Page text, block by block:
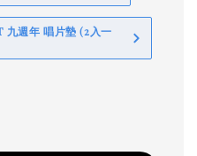
九週年 唱片墊 (2入一